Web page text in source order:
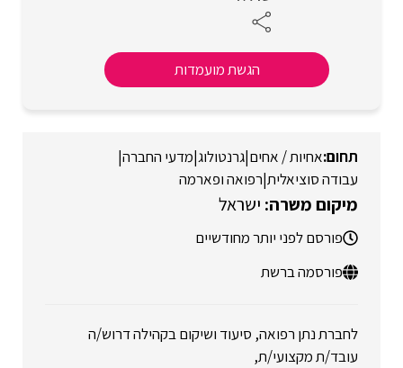
הגשת מועמדות
אחיות / אחים|גרנטולוג|מדעי החברה|
עבודה סוציאלית|רפואה ופארמה
ישראל
פורסם לפני יותר מחודשיים
פורסמה ברשת
לחברת נתן רפואה, סיעוד ושיקום בקהילה דרוש/ה
עובד/ת מקצועי/ת,